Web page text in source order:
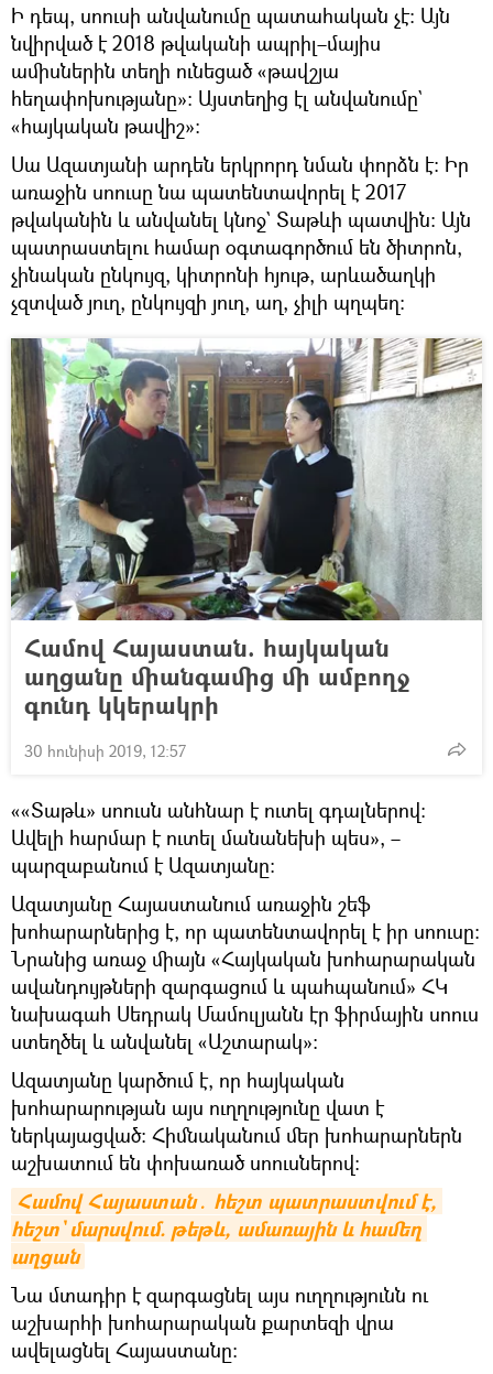
Ի դեպ, սոուսի անվանումը պատահական չէ։ Այն
նվիրված է 2018 թվականի ապրիլ–մայիս
ամիսներին տեղի ունեցած «թավշյա
հեղափոխությանը»։ Այստեղից էլ անվանումը`
«հայկական թավիշ»։
Սա Ազատյանի արդեն երկրորդ նման փորձն է։ Իր
առաջին սոուսը նա պատենտավորել է 2017
թվականին և անվանել կնոջ` Տաթևի պատվին։ Այն
պատրաստելու համար օգտագործում են ծիտրոն,
չինական ընկույզ, կիտրոնի հյութ, արևածաղկի
չզտված յուղ, ընկույզի յուղ, աղ, չիլի պղպեղ։
Համով Հայաստան. հայկական
աղցանը միանգամից մի ամբողջ
գունդ կկերակրի
30 հունիսի 2019, 12:57
««Տաթև» սոուսն անհնար է ուտել գդալներով։
Ավելի հարմար է ուտել մանանեխի պես», –
պարզաբանում է Ազատյանը։
Ազատյանը Հայաստանում առաջին շեֆ
խոհարարներից է, որ պատենտավորել է իր սոուսը։
Նրանից առաջ միայն «Հայկական խոհարարական
ավանդույթների զարգացում և պահպանում» ՀԿ
նախագահ Սեդրակ Մամուլյանն էր ֆիրմային սոուս
ստեղծել և անվանել «Աշտարակ»։
Ազատյանը կարծում է, որ հայկական
խոհարարության այս ուղղությունը վատ է
ներկայացված։ Հիմնականում մեր խոհարարներն
աշխատում են փոխառած սոուսներով։
Համով Հայաստան․ հեշտ պատրաստվում է,
հեշտ` մարսվում. թեթև, ամառային և համեղ
աղցան
Նա մտադիր է զարգացնել այս ուղղությունն ու
աշխարհի խոհարարական քարտեզի վրա
ավելացնել Հայաստանը։